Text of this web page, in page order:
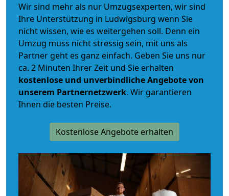
Wir sind mehr als nur Umzugsexperten, wir sind
Ihre Unterstützung in Ludwigsburg wenn Sie
nicht wissen, wie es weitergehen soll. Denn ein
Umzug muss nicht stressig sein, mit uns als
Partner geht es ganz einfach. Geben Sie uns nur
ca. 2 Minuten Ihrer Zeit und Sie erhalten
kostenlose und unverbindlicheAngebote von
unserem Partnernetzwerk. Wir garantieren
Ihnen die besten Preise.
Kostenlose Angebote erhalten